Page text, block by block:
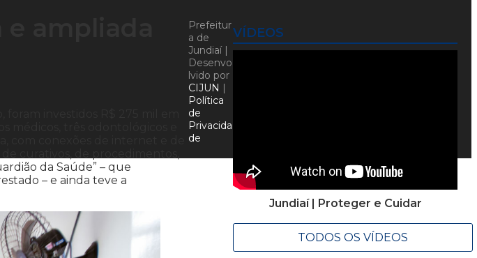
da Saúde” – que
– e ainda teve a
VÍDEOS
Jundiaí | Proteger e Cuidar
TODOS OS VÍDEOS
Prefeitur
a de
Jundiaí |
Desenvo
lvido por
CIJUN |
Política
de
Privacida
de